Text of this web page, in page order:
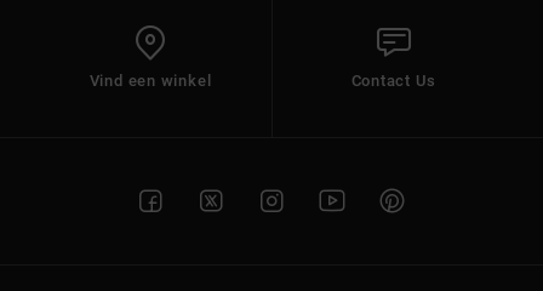
Vind een winkel Contact Us